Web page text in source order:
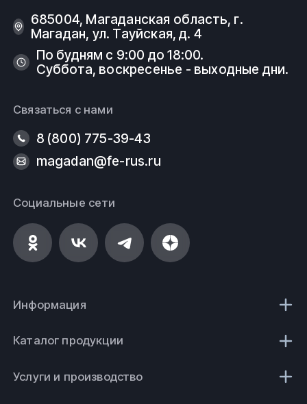
685004, Магаданская область, г.
Магадан, ул. Тауйская, д. 4
По будням с 9:00 до 18:00.
Суббота, воскресенье - выходные дни.
Связаться с нами
8 (800) 775-39-43
magadan@fe-rus.ru
Социальные сети
Информация
Каталог продукции
Услуги и производство